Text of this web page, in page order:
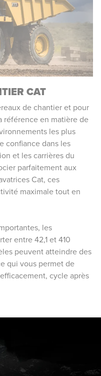
CAT
de chantier et pour
référence en matière de
les plus
confiance dans les
et les carrières du
parfaitement aux
Cat, ces
maximale tout en
les
entre 42,1 et 410
peuvent atteindre des
qui vous permet de
cycle après